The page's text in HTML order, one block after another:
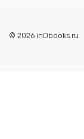
© 2026 inDbooks.ru